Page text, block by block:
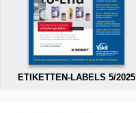
ETIKETTEN-LABELS 5/2025